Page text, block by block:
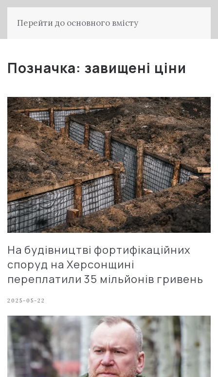
Перейти до основного вмісту
Позначка: завищені ціни
На будівництві фортифікаційних
споруд на Херсонщині
переплатили 35 мільйонів гривень
2025-05-22